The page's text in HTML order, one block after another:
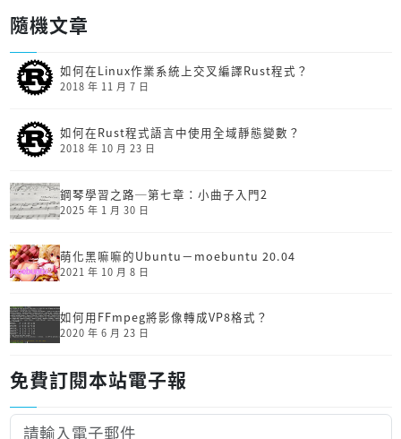
隨機文章
如何在Linux作業系統上交叉編譯Rust程式？
2018 年 11 月 7 日
如何在Rust程式語言中使用全域靜態變數？
2018 年 10 月 23 日
鋼琴學習之路─第七章：小曲子入門2
2025 年 1 月 30 日
萌化黑嘛嘛的Ubuntu－moebuntu 20.04
2021 年 10 月 8 日
如何用FFmpeg將影像轉成VP8格式？
2020 年 6 月 23 日
免費訂閱本站電子報